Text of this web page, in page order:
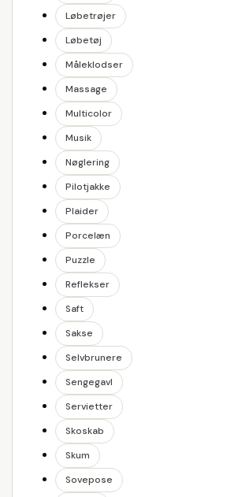
Løbetrøjer
Løbetøj
Måleklodser
Massage
Multicolor
Musik
Nøglering
Pilotjakke
Plaider
Porcelæn
Puzzle
Reflekser
Saft
Sakse
Selvbrunere
Sengegavl
Servietter
Skoskab
Skum
Sovepose